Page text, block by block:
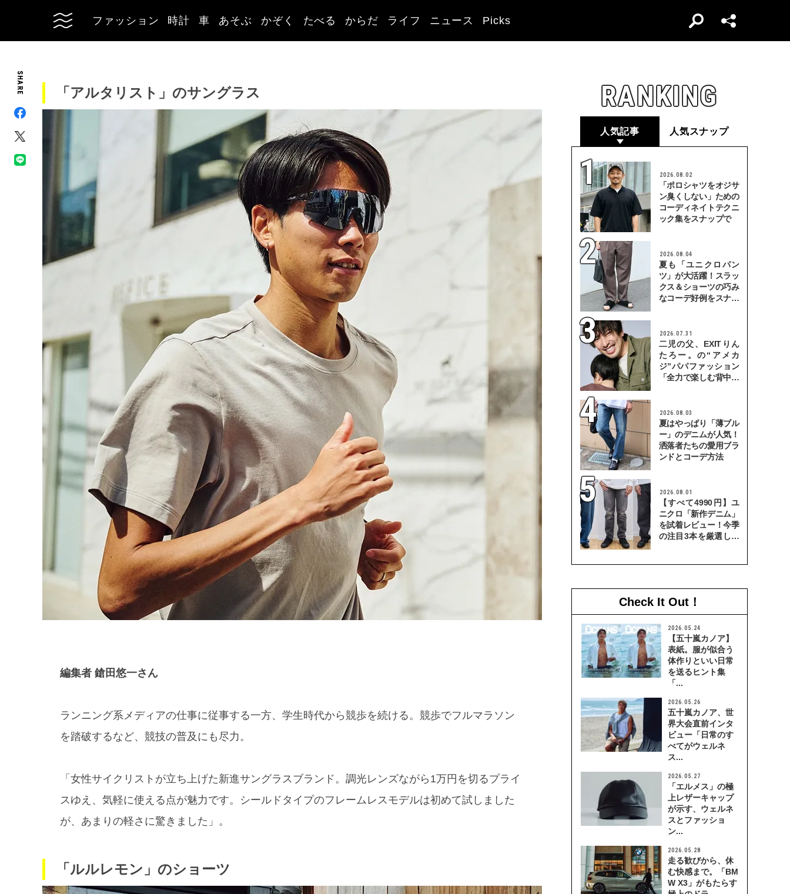
ファッション 時計 車 あそぶ かぞく たべる からだ ライフ ニュース Picks
SHARE 「アルタリスト」のサングラス
編集者 鎗田悠一さん
ランニング系メディアの仕事に従事する一方、学生時代から競歩を続ける。競歩でフルマラソン
を踏破するなど、競技の普及にも尽力。
「女性サイクリストが立ち上げた新進サングラスブランド。調光レンズながら1万円を切るプライ
スゆえ、気軽に使える点が魅力です。シールドタイプのフレームレスモデルは初めて試しました
が、あまりの軽さに驚きました」。
「ルルレモン」のショーツ
RANKING
人気記事 人気スナップ
2026.08.02
「ポロシャツをオジサ
ン臭くしない」ための
コーディネイトテクニ
ック集をスナップで
2026.08.04
夏も「ユニクロパン
ツ」が大活躍！スラッ
クス＆ショーツの巧み
なコーデ好例をスナッ
2026.07.31
二児の父、EXITりん
たろー。の“アメカ
ジ”パパファッション
「全力で楽しむ背中を
2026.08.03
夏はやっぱり「薄ブル
ー」のデニムが人気！
洒落者たちの愛用ブラ
ンドとコーデ方法
2026.08.01
【すべて4990円】ユ
ニクロ「新作デニム」
を試着レビュー！今季
の注目3本を厳選して
Check It Out！
2026.05.24
【五十嵐カノア】
表紙。服が似合う
体作りといい日常
を送るヒント集
「...
2026.05.26
五十嵐カノア、世
界大会直前インタ
ビュー「日常のす
べてがウェルネ
ス...
2026.05.27
「エルメス」の極
上レザーキャップ
が示す、ウェルネ
スとファッショ
ン...
2026.05.28
走る歓びから、休
む快感まで。「BM
W X3」がもたらす